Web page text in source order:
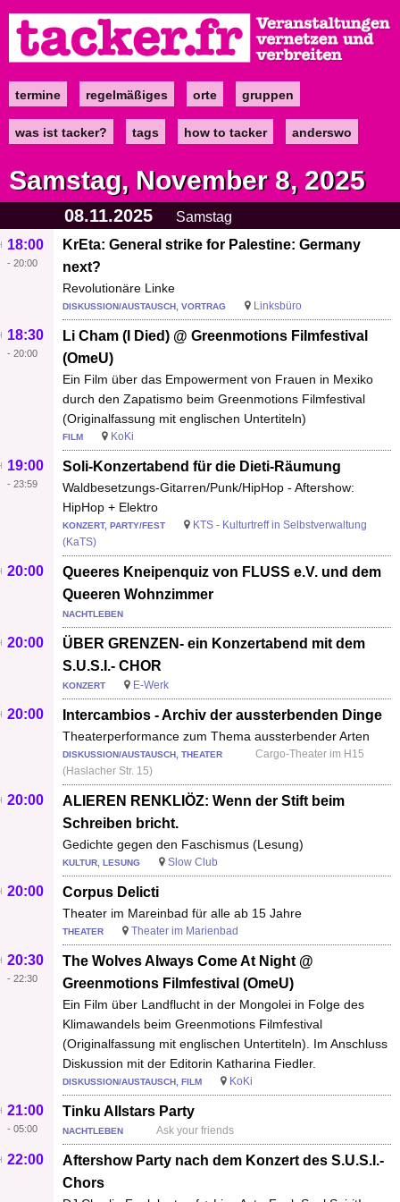
zum
Inhalt
Maintermine regelmäßiges orte gruppen
was ist tacker? tags how to tacker anderswo
Samstag, November 8, 2025
08.11.2025
Samstag
KrEta: General strike for Palestine: Germany
next?
Revolutionäre Linke
18:00
- 20:00
DISKUSSION/AUSTAUSCH, VORTRAG Linksbüro
Li Cham (I Died) @ Greenmotions Filmfestival
(OmeU)
Ein Film über das Empowerment von Frauen in Mexiko
durch den Zapatismo beim Greenmotions Filmfestival
(Originalfassung mit englischen Untertiteln)
18:30
- 20:00
FILM KoKi
Soli-Konzertabend für die Dieti-Räumung
Waldbesetzungs-Gitarren/Punk/HipHop - Aftershow:
HipHop + Elektro
19:00
- 23:59
KONZERT, PARTY/FEST
KTS - Kulturtreff in Selbstverwaltung
(KaTS)
Queeres Kneipenquiz von FLUSS e.V. und dem
Queeren Wohnzimmer
20:00
NACHTLEBEN
ÜBER GRENZEN- ein Konzertabend mit dem
S.U.S.I.- CHOR
20:00
KONZERT E-Werk
Intercambios - Archiv der aussterbenden Dinge
Theaterperformance zum Thema aussterbender Arten
20:00
DISKUSSION/AUSTAUSCH, THEATER
Cargo-Theater im H15
(Haslacher Str. 15)
ALIEREN RENKLIÖZ: Wenn der Stift beim
Schreiben bricht.
Gedichte gegen den Faschismus (Lesung)
20:00
KULTUR, LESUNG Slow Club
Corpus Delicti
Theater im Mareinbad für alle ab 15 Jahre
20:00
THEATER Theater im Marienbad
The Wolves Always Come At Night @
Greenmotions Filmfestival (OmeU)
Ein Film über Landflucht in der Mongolei in Folge des
Klimawandels beim Greenmotions Filmfestival
(Originalfassung mit englischen Untertiteln). Im Anschluss
Diskussion mit der Editorin Katharina Fiedler.
20:30
- 22:30
DISKUSSION/AUSTAUSCH, FILM KoKi
Tinku Allstars Party
21:00
- 05:00 NACHTLEBEN Ask your friends
Aftershow Party nach dem Konzert des S.U.S.I.-
Chors
22:00